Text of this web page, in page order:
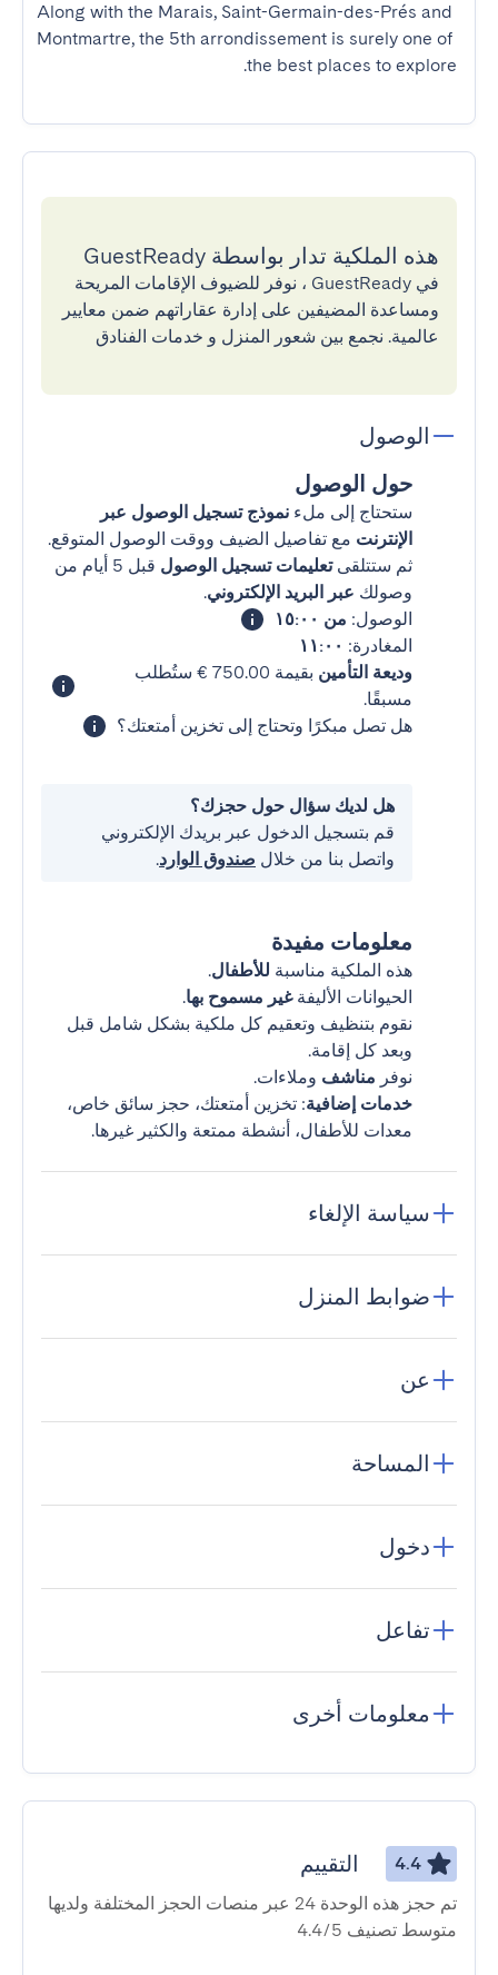
Along with the Marais, Saint-Germain-des-Prés and
Montmartre, the 5th arrondissement is surely one of
the best places to explore.
هذه الملكية تدار بواسطة GuestReady
في GuestReady ، نوفر للضيوف الإقامات المريحة
ومساعدة المضيفين على إدارة عقاراتهم ضمن معايير
عالمية. نجمع بين شعور المنزل و خدمات الفنادق
الوصول
حول الوصول
ستحتاج إلى ملء نموذج تسجيل الوصول عبر
الإنترنت مع تفاصيل الضيف ووقت الوصول المتوقع.
ثم ستتلقىتعليمات تسجيل الوصول
قبل 5 أيام من
وصولك عبر البريد الإلكتروني.
الوصول: من ١٥:٠٠
المغادرة: ١١:٠٠
وديعة التأمين
بقيمة ‏750.00 € ستُطلب
مسبقًا.
هل تصل مبكرًا وتحتاج إلى تخزين أمتعتك؟
هل لديك سؤال حول حجزك؟
قم بتسجيل الدخول عبر بريدك الإلكتروني
واتصل بنا من خلال صندوق الوارد.
معلومات مفيدة
هذه الملكية مناسبة للأطفال.
الحيوانات الأليفةغير مسموح بها.
نقوم بتنظيف وتعقيم كل ملكية بشكل شامل قبل
وبعد كل إقامة.
نوفر مناشف وملاءات.
خدمات إضافية: تخزين أمتعتك، حجز سائق خاص،
معدات للأطفال، أنشطة ممتعة والكثير غيرها.
سياسة الإلغاء
ضوابط المنزل
عن
المساحة
دخول
تفاعل
معلومات أخرى
4.4 التقييم
تم حجز هذه الوحدة 24 عبر منصات الحجز المختلفة ولديها
متوسط ​​تصنيف 4.4/5